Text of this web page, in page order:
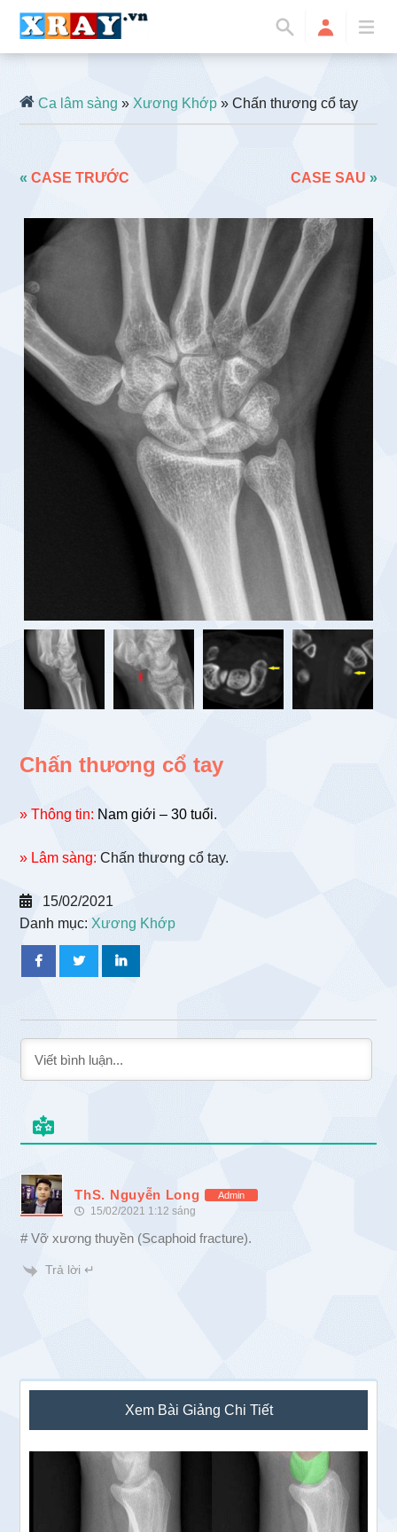
Ca lâm sàng »Xương Khớp » Chấn thương cổ tay
«CASE TRƯỚC CASE SAU »
Chấn thương cổ tay
» Thông tin: Nam giới – 30 tuổi.
» Lâm sàng: Chấn thương cổ tay.
15/02/2021
Danh mục:Xương Khớp
ThS. Nguyễn Long Admin
15/02/2021 1:12 sáng
# Vỡ xương thuyền (Scaphoid fracture).
Trả lời ↵
Sidebar
chính
Xem Bài Giảng Chi Tiết